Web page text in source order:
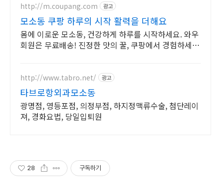
http://m.coupang.com 광고
모소동 쿠팡 하루의 시작 활력을 더해요
몸에 이로운 모소동, 건강하게 하루를 시작하세요. 와우
회원은 무료배송! 진정한 맛의 꿀, 쿠팡에서 경험하세
http://www.tabro.net/ 광고
타브로항외과모소동
광명점, 영등포점, 의정부점, 하지정맥류수술, 첨단레이
져, 경화요법, 당일입퇴원
28 구독하기